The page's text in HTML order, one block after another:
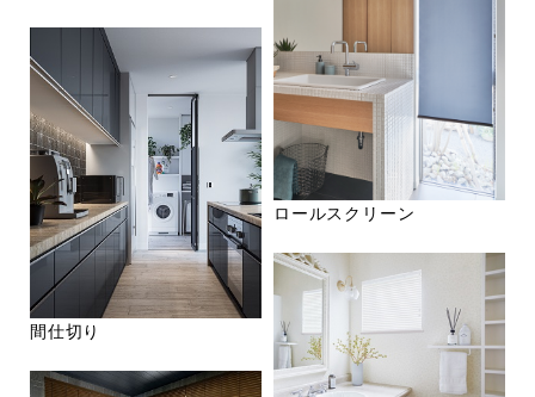
間仕切り
ロールスクリーン